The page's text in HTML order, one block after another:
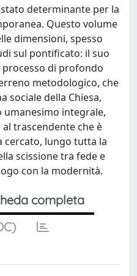
determinante per la
Questo volume
dimensioni, spesso
sul pontificato: il suo
di profondo
metodologico, che
sociale della Chiesa,
umanesimo integrale,
trascendente che è
cercato, lungo tutta la
scissione tra fede e
con la modernità.
completa